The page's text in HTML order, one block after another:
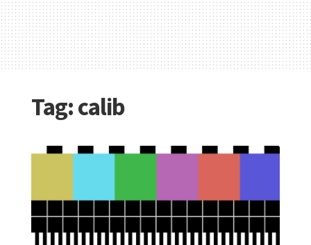
Tag:calib